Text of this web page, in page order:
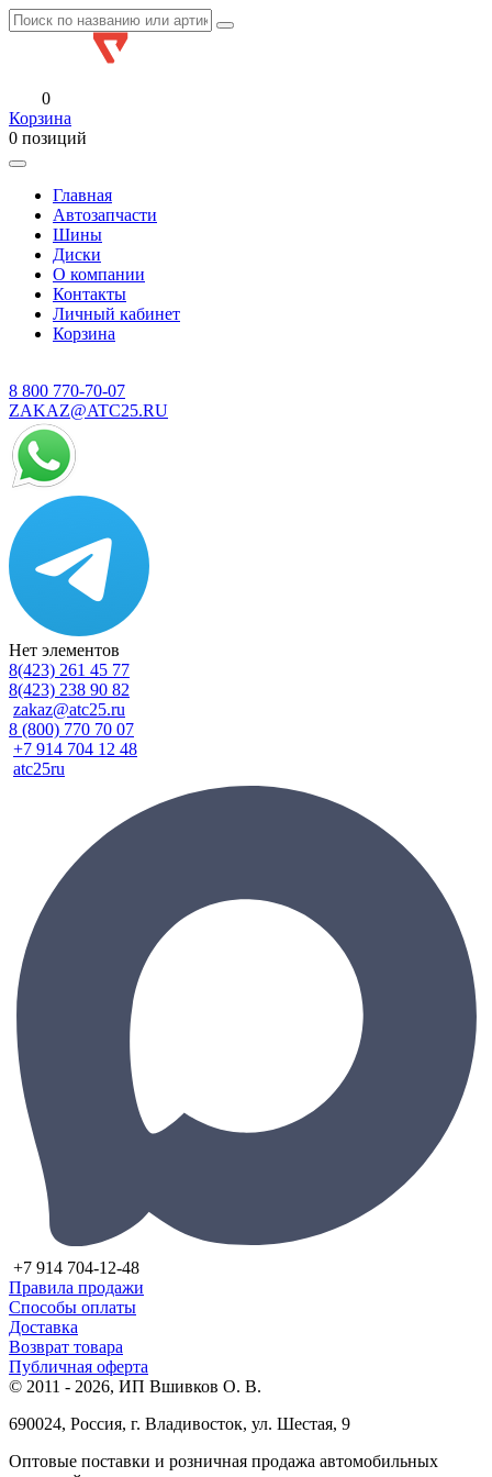
0
Корзина
0 позиций
Главная
Автозапчасти
Шины
Диски
О компании
Контакты
Личный кабинет
Корзина
8 800 770-70-07
ZAKAZ@ATC25.RU
Нет элементов
8(423) 261 45 77
8(423) 238 90 82
zakaz@atc25.ru
8 (800) 770 70 07
+7 914 704 12 48
atc25ru
+7 914 704-12-48
Правила продажи
Способы оплаты
Доставка
Возврат товара
Публичная оферта
© 2011 - 2026, ИП Вшивков О. В.
690024, Россия, г. Владивосток, ул. Шестая, 9
Оптовые поставки и розничная продажа автомобильных